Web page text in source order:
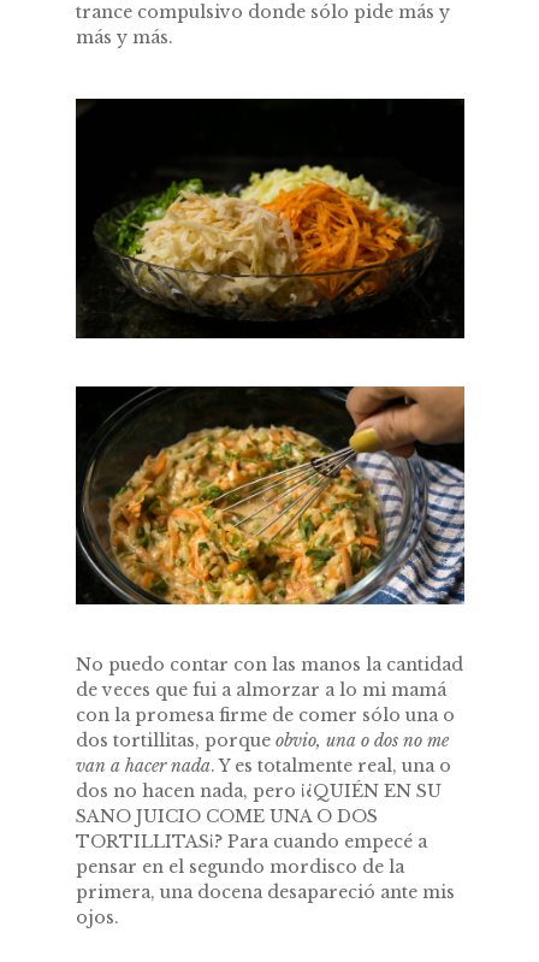
trance compulsivo donde sólo pide más y
más y más.
No puedo contar con las manos la cantidad
de veces que fui a almorzar a lo mi mamá
con la promesa firme de comer sólo una o
dos tortillitas, porque obvio, una o dos no me
van a hacer nada. Y es totalmente real, una o
dos no hacen nada, pero ¡¿QUIÉN EN SU
SANO JUICIO COME UNA O DOS
TORTILLITAS¡? Para cuando empecé a
pensar en el segundo mordisco de la
primera, una docena desapareció ante mis
ojos.